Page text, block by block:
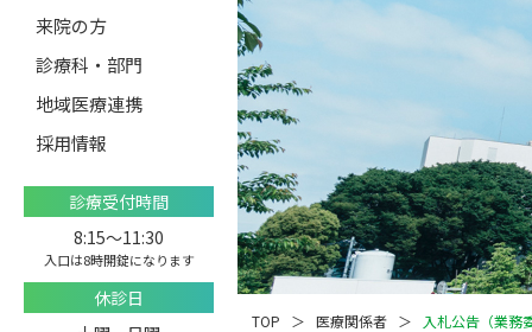
来院の方
診療科・部門
地域医療連携
採用情報
診療受付時間
8:15〜11:30
入口は8時開錠になります
休診日
TOP 医療関係者 入札公告（業務